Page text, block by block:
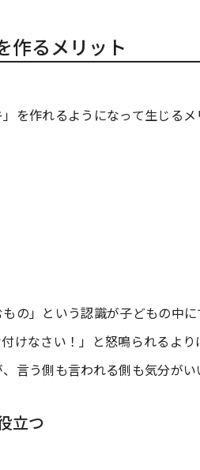
作るメリット
を作れるようになって生じる
もの」という認識が子どもの中
けなさい！」と怒鳴られるよ
言う側も言われる側も気分がい
立つ